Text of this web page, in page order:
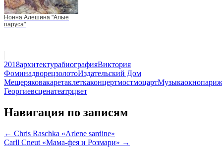
Нонна Алешина "Алые
паруса"
2018архитектурабиографияВиктория
ФоминадворецзолотоИздательский Дом
МещеряковакаретаклеткаконцертмостмоцартМузыкаокнопариж
Георгиевсценатеатрцвет
Навигация по записям
← Chris Raschka «Arlene sardine»
Carll Cneut «Мама-фея и Розмари» →